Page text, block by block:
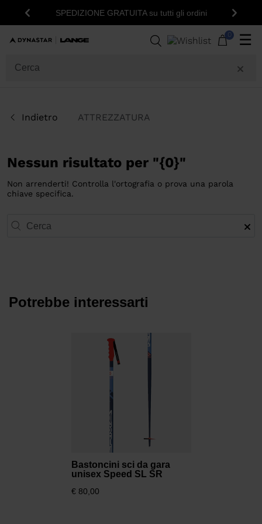
IndietroSPEDIZIONE GRATUITA su tutti gli ordini Avanti
0 ☰
Indietro ATTREZZATURA
Nessun risultato per "{0}"
Non arrenderti! Controlla l'ortografia o prova una parola
chiave specifica.
Potrebbe interessarti
Bastoncini sci da gara
unisex Speed SL SR
€ 80,00